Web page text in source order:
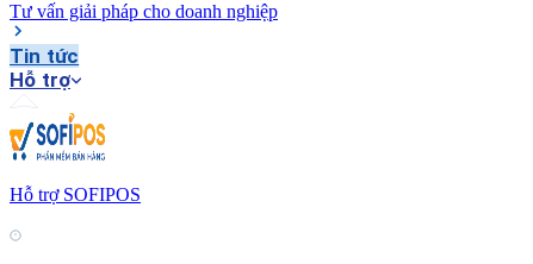
Tư vấn giải pháp cho doanh nghiệp
Tin tức
Hỗ trợ
Hỗ trợ SOFIPOS